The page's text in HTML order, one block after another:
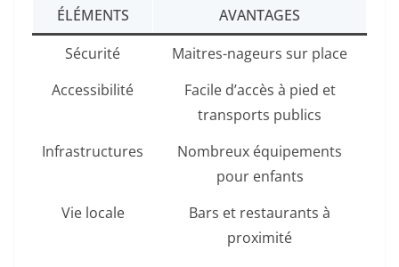
ÉLÉMENTS
AVANTAGES
Sécurité
Maitres-nageurs sur place
Accessibilité
Facile d’accès à pied et
transports publics
Infrastructures
Nombreux équipements
pour enfants
Vie locale
Bars et restaurants à
proximité